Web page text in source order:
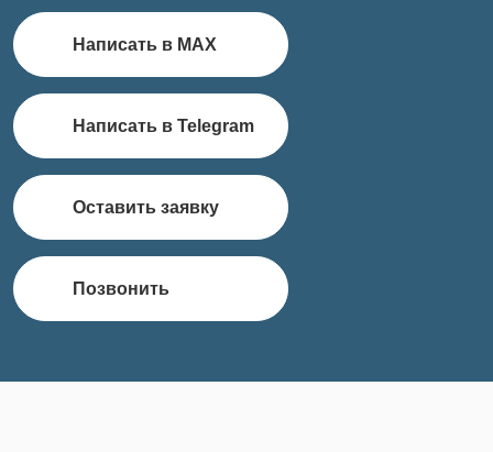
Написать в MAX
Написать в Telegram
Оставить заявку
Позвонить